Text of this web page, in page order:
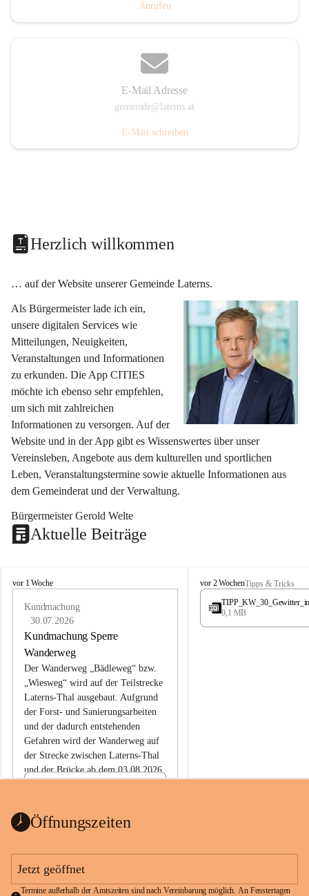
Anrufen
E-Mail Adresse
gemeinde@laterns.at
E-Mail schreiben
Herzlich willkommen
… auf der Website unserer Gemeinde Laterns.
Als Bürgermeister lade ich ein,
unsere digitalen Services wie
Mitteilungen, Neuigkeiten,
Veranstaltungen und Informationen
zu erkunden. Die App CITIES
möchte ich ebenso sehr empfehlen,
um sich mit zahlreichen
Informationen zu versorgen. Auf der
Website und in der App gibt es Wissenswertes über unser
Vereinsleben, Angebote aus dem kulturellen und sportlichen
Leben, Veranstaltungstermine sowie aktuelle Informationen aus
dem Gemeinderat und der Verwaltung.
Bürgermeister Gerold Welte
Aktuelle Beiträge
L
vor 1 Woche
Kundmachung
30.07.2026
Kundmachung Sperre
Wanderweg
Der Wanderweg „Bädleweg“ bzw.
„Wiesweg“ wird auf der Teilstrecke
Laterns-Thal ausgebaut. Aufgrund
der Forst- und Sanierungsarbeiten
und der dadurch entstehenden
Gefahren wird der Wanderweg auf
der Strecke zwischen Laterns-Thal
und der Brücke ab dem 03.08.2026
ht
1 Seite•0,1 MB
L
a
e
vor 2 WochenTipps & Tricks
0,1 MB
Öffnungszeiten
Jetzt geöffnet
Termine außerhalb der Amtszeiten sind nach Vereinbarung möglich. An Fenstertagen